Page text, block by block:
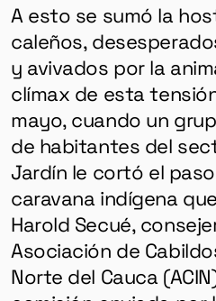
A esto se sumó la
caleños,
y avivados por la
clímax de esta
mayo, cuando un
de habitantes del
Jardín le cortó el
caravana indígena
Harold Secué,
Asociación de
Norte del Cauca